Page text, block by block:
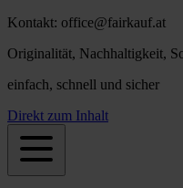
Kontakt: office@fairkauf.at
Originalität, Nachhaltigkeit,
einfach, schnell und sicher
Direkt zum Inhalt